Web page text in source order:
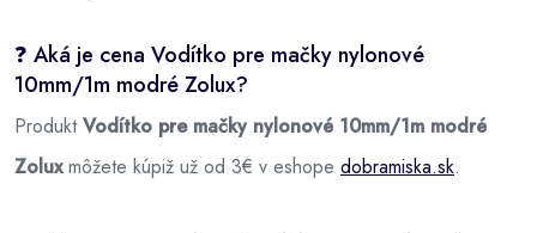
❓ Aká je cena Vodítko pre mačky nylonové
10mm/1m modré Zolux?
ProduktVodítko pre mačky nylonové 10mm/1m modré
Zoluxmôžete kúpiž už od 3€ v eshope dobramiska.sk.